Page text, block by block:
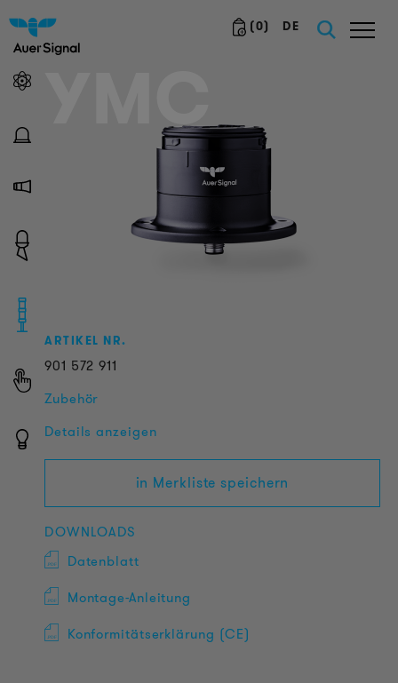
(0) DE
YMC
ARTIKEL NR.
901 572 911
Zubehör
Details anzeigen
in Merkliste speichern
DOWNLOADS
Datenblatt
Montage-Anleitung
Konformitätserklärung (CE)